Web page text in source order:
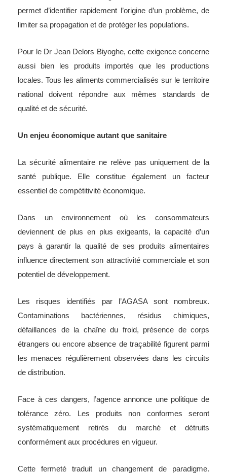
permet d’identifier rapidement l’origine d’un problème, de
limiter sa propagation et de protéger les populations.
Pour le Dr Jean Delors Biyoghe, cette exigence concerne
aussi bien les produits importés que les productions
locales. Tous les aliments commercialisés sur le territoire
national doivent répondre aux mêmes standards de
qualité et de sécurité.
Un enjeu économique autant que sanitaire
La sécurité alimentaire ne relève pas uniquement de la
santé publique. Elle constitue également un facteur
essentiel de compétitivité économique.
Dans un environnement où les consommateurs
deviennent de plus en plus exigeants, la capacité d’un
pays à garantir la qualité de ses produits alimentaires
influence directement son attractivité commerciale et son
potentiel de développement.
Les risques identifiés par l’AGASA sont nombreux.
Contaminations bactériennes, résidus chimiques,
défaillances de la chaîne du froid, présence de corps
étrangers ou encore absence de traçabilité figurent parmi
les menaces régulièrement observées dans les circuits
de distribution.
Face à ces dangers, l’agence annonce une politique de
tolérance zéro. Les produits non conformes seront
systématiquement retirés du marché et détruits
conformément aux procédures en vigueur.
Cette fermeté traduit un changement de paradigme.